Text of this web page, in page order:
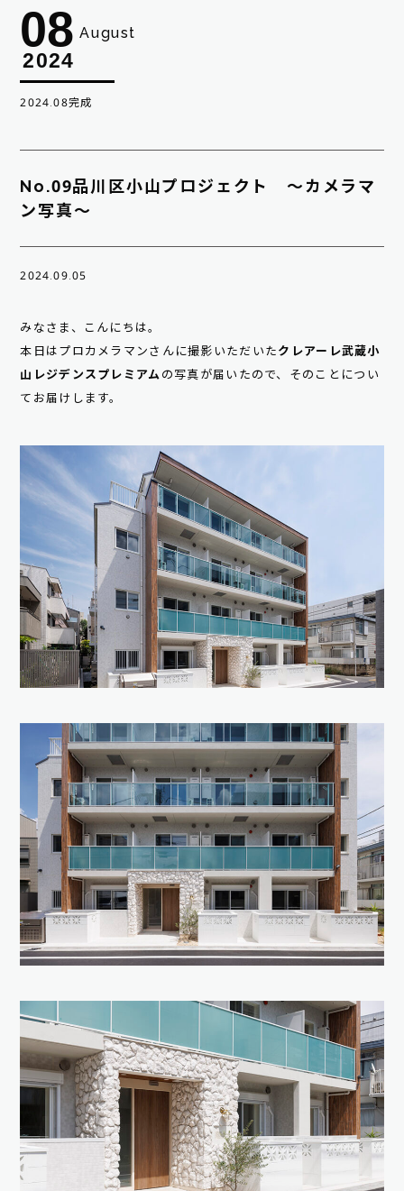
08 August
2024
2024.08完成
No.09品川区小山プロジェクト ～カメラマ
ン写真～
2024.09.05
みなさま、こんにちは。
本日はプロカメラマンさんに撮影いただいた クレアーレ武蔵小
山レジデンスプレミアム の写真が届いたので、そのことについ
てお届けします。